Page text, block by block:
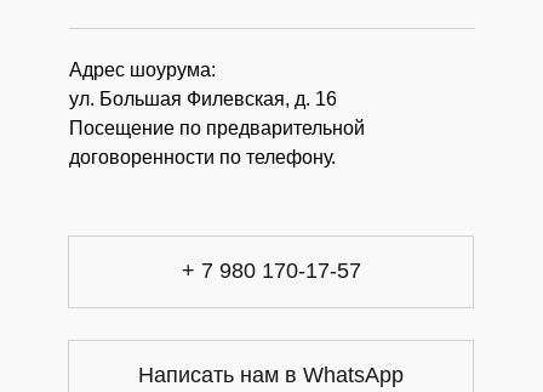
Адрес шоурума:
ул. Большая Филевская, д. 16
Посещение по предварительной
договоренности по телефону.
+ 7 980 170-17-57
Написать нам в WhatsApp